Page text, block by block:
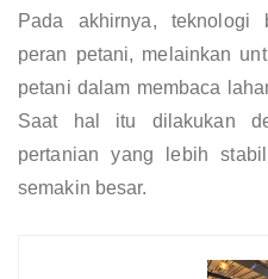
Pada akhirnya, teknologi
peran petani, melainkan
petani dalam membaca
Saat hal itu dilakukan
pertanian yang lebih
semakin besar.